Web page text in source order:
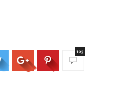
105